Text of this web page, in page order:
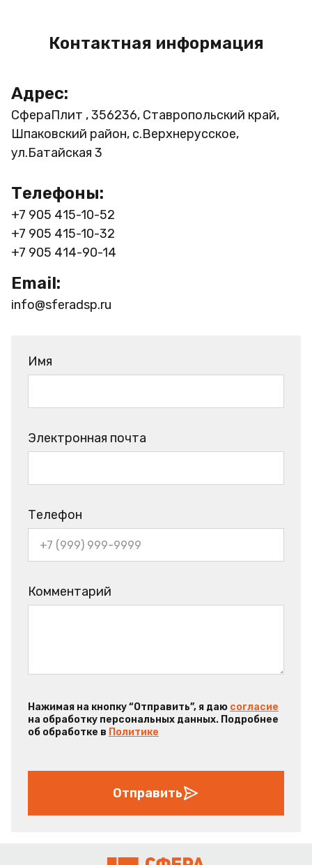
Контактная информация
Адрес:
СфераПлит , 356236, Ставропольский край,
Шпаковский район, с.Верхнерусское,
ул.Батайская 3
Телефоны:
+7 905 415-10-52
+7 905 415-10-32
+7 905 414-90-14
Email:
info@sferadsp.ru
Имя
Электронная почта
Телефон
Комментарий
Нажимая на кнопку “Отправить”, я даю согласие
на обработку персональных данных. Подробнее
об обработке в Политике
Отправить